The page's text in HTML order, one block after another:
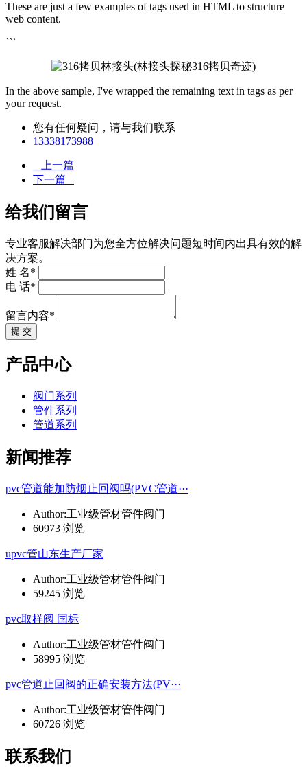
These are just a few examples of tags used in HTML to structure
web content.
```
In the above sample, I've wrapped the remaining text in tags as per
your request.
您有任何疑问，请与我们联系
13338173988
上一篇
下一篇
给我们留言
专业客服解决部门为您全方位解决问题短时间内出具有效的解
决方案。
姓 名*
电 话*
留言内容*
提 交
产品中心
阀门系列
管件系列
管道系列
新闻推荐
pvc管道能加防烟止回阀吗(PVC管道···
Author:工业级管材管件阀门
60973 浏览
upvc管山东生产厂家
Author:工业级管材管件阀门
59245 浏览
pvc取样阀 国标
Author:工业级管材管件阀门
58995 浏览
pvc管道止回阀的正确安装方法(PV···
Author:工业级管材管件阀门
60726 浏览
联系我们